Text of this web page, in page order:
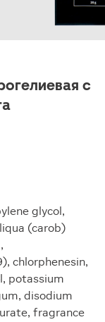
с
glycol,
(carob)
chlorphenesin,
potassium
disodium
fragrance